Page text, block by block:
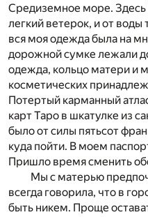
Средиземное море. Здесь
легкий ветерок, и от
вся моя одежда была на
дорожной сумке лежали
одежда, кольцо матери и
косметических
Потертый карманный
карт Таро в шкатулке из
было от силы пятьсот
куда пойти. В моем
Пришло время сменить
Мы с матерью
всегда говорила, что в
быть никем. Проще